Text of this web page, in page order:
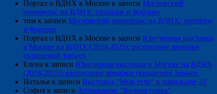
Портал о ВДНХ в Москве к записи Московский
монорельс на ВДНХ: прошлое и будущее
тим к записи Московский монорельс на ВДНХ: прошлое
и будущее
Портал о ВДНХ в Москве к записи Ювелирная выставка
в Москве на ВДНХ (2024-2025): расписание ярмарки
украшений Junwex
Елена к записи Ювелирная выставка в Москве на ВДНХ
(2024-2025): расписание ярмарки украшений Junwex
Наталья к записи Выставка "Мир тела" в павильоне 21
София к записи Аттракцион "Водная горка"